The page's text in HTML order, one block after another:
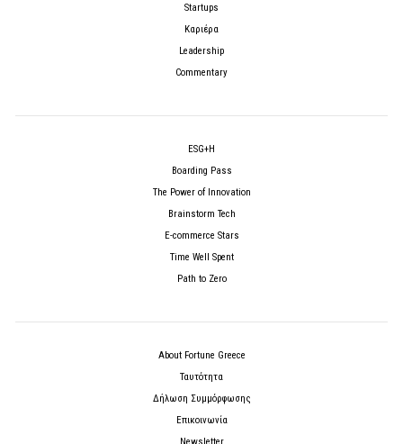
Startups
Καριέρα
Leadership
Commentary
ESG+H
Boarding Pass
The Power of Innovation
Brainstorm Tech
E-commerce Stars
Time Well Spent
Path to Zero
About Fortune Greece
Ταυτότητα
Δήλωση Συμμόρφωσης
Επικοινωνία
Newsletter